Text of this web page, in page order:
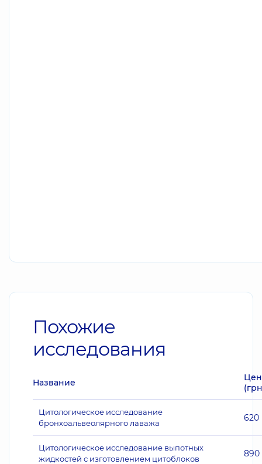
Похожие
исследования
Название
Цитологическое исследование
бронхоальвеолярного лаважа
620
Цитологическое исследование выпотных
жидкостей с изготовлением цитоблоков
890